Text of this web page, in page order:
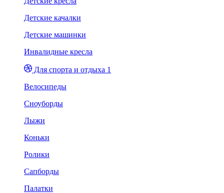
Детские качалки
Детские машинки
Инвалидные кресла
Для спорта и отдыха 1
Велосипеды
Сноуборды
Лыжи
Коньки
Ролики
Сапборды
Палатки